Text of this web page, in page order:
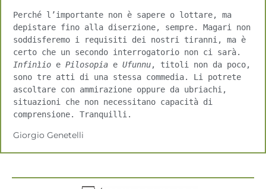
Perché l’importante non è sapere o lottare, ma
depistare fino alla diserzione, sempre. Magari non
soddisferemo i requisiti dei nostri tiranni, ma è
certo che un secondo interrogatorio non ci sarà.
Infinìio e Pilosopia e Ufunnu, titoli non da poco,
sono tre atti di una stessa commedia. Li potrete
ascoltare con ammirazione oppure da ubriachi,
situazioni che non necessitano capacità di
comprensione. Tranquilli.
Giorgio Genetelli